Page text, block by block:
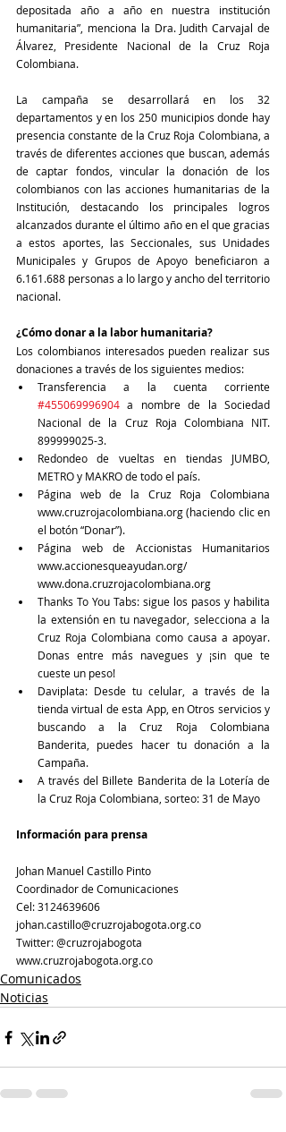
depositada año a año en nuestra institución
humanitaria”, menciona la Dra. Judith Carvajal de
Álvarez, Presidente Nacional de la Cruz Roja
Colombiana.
La campaña se desarrollará en los 32
departamentos y en los 250 municipios donde hay
presencia constante de la Cruz Roja Colombiana, a
través de diferentes acciones que buscan, además
de captar fondos, vincular la donación de los
colombianos con las acciones humanitarias de la
Institución, destacando los principales logros
alcanzados durante el último año en el que gracias
a estos aportes, las Seccionales, sus Unidades
Municipales y Grupos de Apoyo beneficiaron a
6.161.688 personas a lo largo y ancho del territorio
nacional.
¿Cómo donar a la labor humanitaria?
Los colombianos interesados pueden realizar sus
donaciones a través de los siguientes medios:
#455069996904 a nombre de la Sociedad
Nacional de la Cruz Roja Colombiana NIT.
899999025-3.
Redondeo de vueltas en tiendas JUMBO,
METRO y MAKRO de todo el país.
Página web de la Cruz Roja Colombiana
www.cruzrojacolombiana.org (haciendo clic en
el botón “Donar”).
Página web de Accionistas Humanitarios
www.accionesqueayudan.org/
www.dona.cruzrojacolombiana.org
Thanks To You Tabs: sigue los pasos y habilita
la extensión en tu navegador, selecciona a la
Cruz Roja Colombiana como causa a apoyar.
Donas entre más navegues y ¡sin que te
cueste un peso!
Daviplata: Desde tu celular, a través de la
tienda virtual de esta App, en Otros servicios y
buscando a la Cruz Roja Colombiana
Banderita, puedes hacer tu donación a la
Campaña.
A través del Billete Banderita de la Lotería de
la Cruz Roja Colombiana, sorteo: 31 de Mayo
Información para prensa
Johan Manuel Castillo Pinto
Coordinador de Comunicaciones
Cel: 3124639606
johan.castillo@cruzrojabogota.org.co
Twitter: @cruzrojabogota
www.cruzrojabogota.org.co
Comunicados
Noticias